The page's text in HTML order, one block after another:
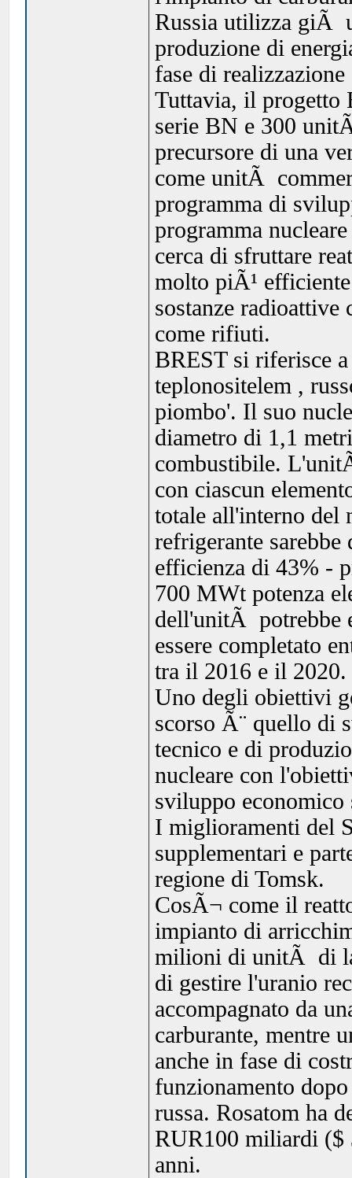
Russia utilizza giÃ
produzione di
fase di
Tuttavia, il progetto
serie BN e 300
precursore di una
come unitÃ
programma di
programma
cerca di sfruttare
molto piÃ¹
sostanze radioattive
come rifiuti.
BREST si riferisce
teplonositelem ,
piombo'. Il suo
diametro di 1,1
combustibile.
con ciascun
totale all'interno del
refrigerante
efficienza di 43% -
700 MWt potenza
dell'unitÃ potrebbe
essere completato
tra il 2016 e il 2020.
Uno degli obiettivi
scorso Ã¨ quello di
tecnico e di
nucleare con
sviluppo
I miglioramenti del
supplementari e
regione di Tomsk.
CosÃ¬ come il
impianto di
milioni di unitÃ di
di gestire l'uranio
accompagnato da
carburante, mentre
anche in fase di
funzionamento
russa. Rosatom ha
RUR100 miliardi ($
anni.